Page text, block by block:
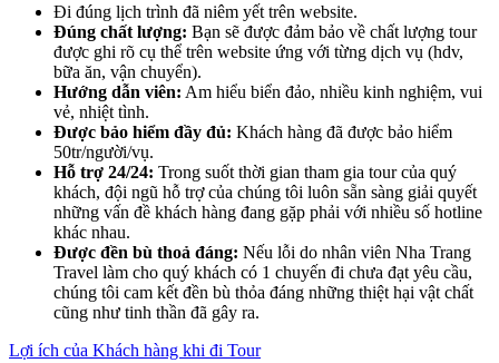
Đi đúng lịch trình đã niêm yết trên website.
Đúng chất lượng: Bạn sẽ được đảm bảo về chất lượng tour
được ghi rõ cụ thể trên website ứng với từng dịch vụ (hdv,
bữa ăn, vận chuyển).
Hướng dẫn viên: Am hiểu biển đảo, nhiều kinh nghiệm, vui
vẻ, nhiệt tình.
Được bảo hiểm đầy đủ: Khách hàng đã được bảo hiểm
50tr/người/vụ.
Hỗ trợ 24/24: Trong suốt thời gian tham gia tour của quý
khách, đội ngũ hỗ trợ của chúng tôi luôn sẵn sàng giải quyết
những vấn đề khách hàng đang gặp phải với nhiều số hotline
khác nhau.
Được đền bù thoả đáng: Nếu lỗi do nhân viên Nha Trang
Travel làm cho quý khách có 1 chuyến đi chưa đạt yêu cầu,
chúng tôi cam kết đền bù thỏa đáng những thiệt hại vật chất
cũng như tinh thần đã gây ra.
Lợi ích của Khách hàng khi đi Tour